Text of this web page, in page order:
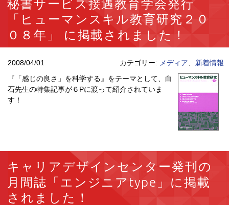
秘書サービス接遇教育学会発行
「ヒューマンスキル教育研究２０
０８年」 に掲載されました！
2008/04/01 カテゴリー: メディア
新着情報
『「感じの良さ」を科学する』をテーマとして、白
石先生の特集記事が６Pに渡って紹介されていま
す！
キャリアデザインセンター発刊の
月間誌「エンジニアtype」に掲載
されました！